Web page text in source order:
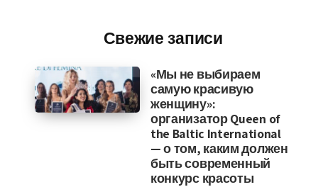
Свежие записи
«Мы не выбираем
самую красивую
женщину»:
организатор Queen of
the Baltic International
— о том, каким должен
быть современный
конкурс красоты